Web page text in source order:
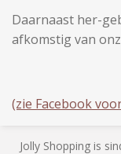
Daarnaast her-
afkomstig van
(zie Facebook
Jolly Shopping is